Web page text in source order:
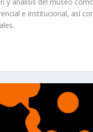
e institucional, así